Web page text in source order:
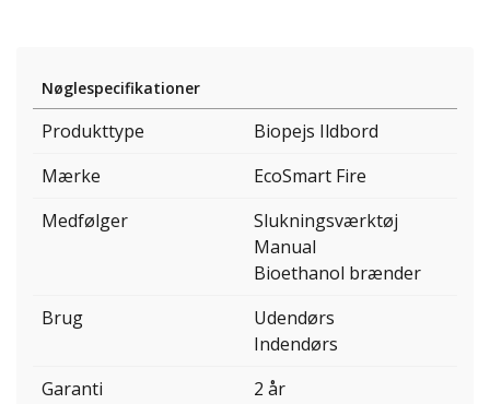
Nøglespecifikationer
Produkttype
Biopejs Ildbord
Mærke
EcoSmart Fire
Medfølger
Slukningsværktøj
Manual
Bioethanol brænder
Brug
Udendørs
Indendørs
Garanti
2 år